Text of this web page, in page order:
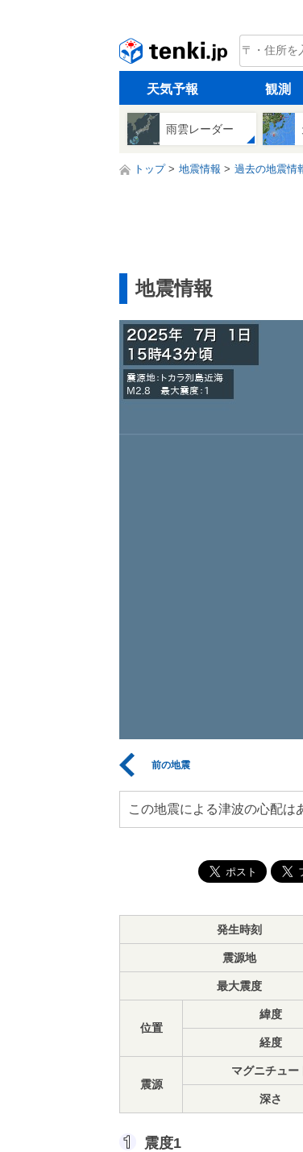
tenki.jp
天気予報 観測
雨雲レーダー
トップ 地震情報 過去の地震情
地震情報
前の地震
この地震による津波の心配は
発生時刻
震源地
最大震度
位置
緯度
経度
震源
マグニチュー
深さ
震度1